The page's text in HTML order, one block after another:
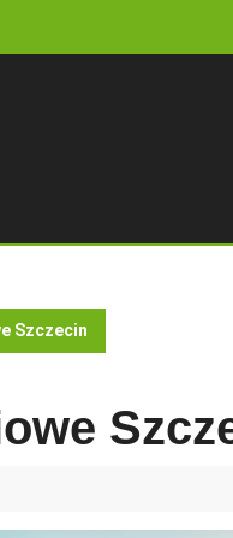
Szczecin